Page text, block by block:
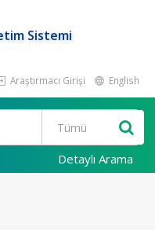
Sistemi
Araştırmacı Girişi English
Detaylı Arama